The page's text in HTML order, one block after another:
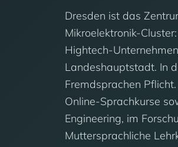
Dresden ist das
Mikroelektronik-
Hightech-
Landeshauptstadt. In
Fremdsprachen
Online-Sprachkurse
Engineering, im
Muttersprachliche